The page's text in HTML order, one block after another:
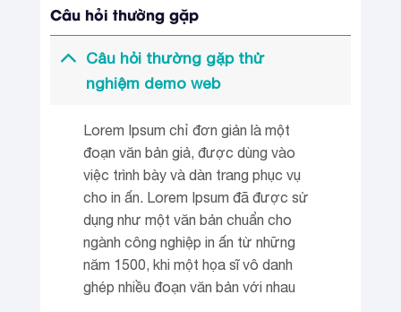
Câu hỏi thường gặp
Câu hỏi thường gặp thử
nghiệm demo web
Lorem Ipsum chỉ đơn giản là một
đoạn văn bản giả, được dùng vào
việc trình bày và dàn trang phục vụ
cho in ấn. Lorem Ipsum đã được sử
dụng như một văn bản chuẩn cho
ngành công nghiệp in ấn từ những
năm 1500, khi một họa sĩ vô danh
ghép nhiều đoạn văn bản với nhau